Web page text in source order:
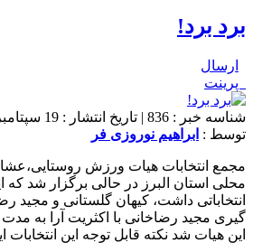
برد برد!
ارسال
پرینت
توسط : ابراهیم نوروزی فر
مجمع انتخابات هیات ورزش
محلی استان البرز در حالی برگزار شد که
انتخاباتی داشت، کیهان گلستانی و مجید
گیری مجید رضاخانی با اکثریت آرا به
این هیات شد نکته قابل توجه این